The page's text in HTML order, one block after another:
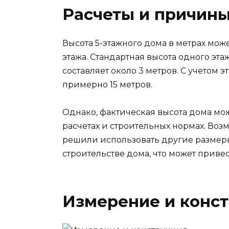
Расчеты и
Высота 5-этажного дома в метрах
этажа. Стандартная высота одного
составляет около 3 метров. С учетом
примерно 15 метров.
Однако, фактическая высота дома
расчетах и строительных нормах.
решили использовать другие
строительстве дома, что может
Измерение и